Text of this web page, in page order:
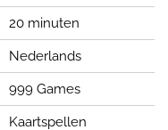
20 minuten
Nederlands
999 Games
Kaartspellen